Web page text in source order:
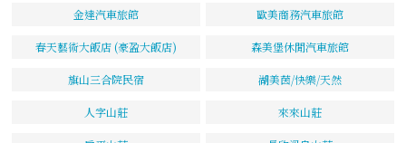
金達汽車旅館 歐美商務汽車旅館
春天藝術大飯店 (豪盈大飯店) 森美堡休閒汽車旅館
旗山三合院民宿 湖美茵/快樂/天然
人字山莊 來來山莊